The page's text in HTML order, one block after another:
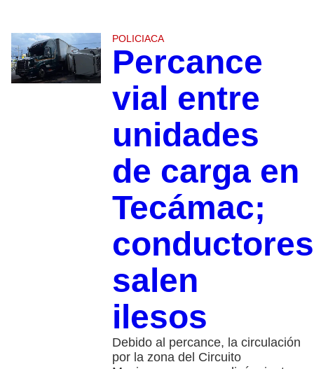
POLICIACA
Percance
vial entre
unidades
de carga en
Tecámac;
conductores
salen
ilesos
Debido al percance, la circulación
por la zona del Circuito